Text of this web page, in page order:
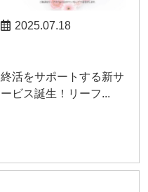
2025.07.18
終活をサポートする新サ
ービス誕生！リーフ...